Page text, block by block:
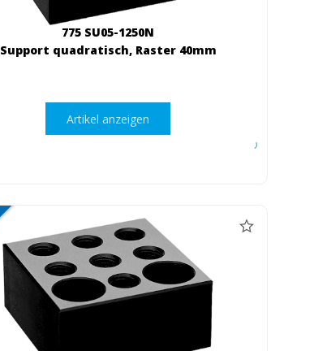
775 SU05-1250N
Support quadratisch, Raster 40mm
Artikel anzeigen